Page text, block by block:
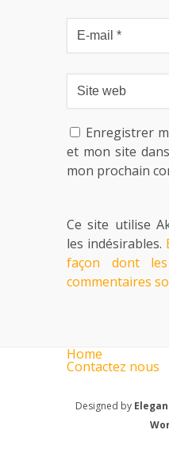
Enregistrer
et mon site
mon prochain
Ce site utilise
les indésirables.
façon dont
commentaires
Home
Contactez nous
Designed by